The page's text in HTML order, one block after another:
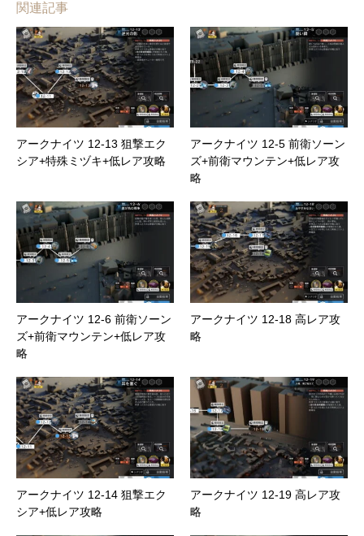
関連記事
アークナイツ 12-13 狙撃エク
シア+特殊ミヅキ+低レア攻略
アークナイツ 12-5 前衛ソーン
ズ+前衛マウンテン+低レア攻
略
アークナイツ 12-6 前衛ソーン
ズ+前衛マウンテン+低レア攻
略
アークナイツ 12-18 高レア攻
略
アークナイツ 12-14 狙撃エク
シア+低レア攻略
アークナイツ 12-19 高レア攻
略